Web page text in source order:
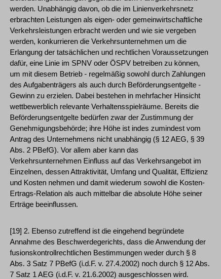
werden. Unabhängig davon, ob die im Linienverkehrsnetz
erbrachten Leistungen als eigen- oder gemeinwirtschaftliche
Verkehrsleistungen erbracht werden und wie sie vergeben
werden, konkurrieren die Verkehrsunternehmen um die
Erlangung der tatsächlichen und rechtlichen Voraussetzungen
dafür, eine Linie im SPNV oder ÖSPV betreiben zu können,
um mit diesem Betrieb - regelmäßig sowohl durch Zahlungen
des Aufgabenträgers als auch durch Beförderungsentgelte -
Gewinn zu erzielen. Dabei bestehen in mehrfacher Hinsicht
wettbewerblich relevante Verhaltensspielräume. Bereits die
Beförderungsentgelte bedürfen zwar der Zustimmung der
Genehmigungsbehörde; ihre Höhe ist indes zumindest vom
Antrag des Unternehmens nicht unabhängig (§ 12 AEG, § 39
Abs. 2 PBefG). Vor allem aber kann das
Verkehrsunternehmen Einfluss auf das Verkehrsangebot im
Einzelnen, dessen Attraktivität, Umfang und Qualität, Effizienz
und Kosten nehmen und damit wiederum sowohl die Kosten-
Ertrags-Relation als auch mittelbar die absolute Höhe seiner
Erträge beeinflussen.
[19] 2. Ebenso zutreffend ist die eingehend begründete
Annahme des Beschwerdegerichts, dass die Anwendung der
fusionskontrollrechtlichen Bestimmungen weder durch § 8
Abs. 3 Satz 7 PBefG (i.d.F. v. 27.4.2002) noch durch § 12 Abs.
7 Satz 1 AEG (i.d.F. v. 21.6.2002) ausgeschlossen wird.